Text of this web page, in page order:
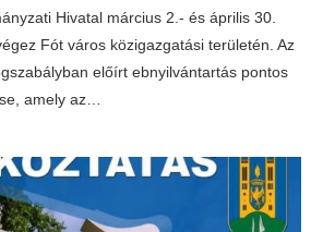
Hivatal március 2.- és április 30.
Fót város közigazgatási területén. Az
előírt ebnyilvántartás pontos
amely az…